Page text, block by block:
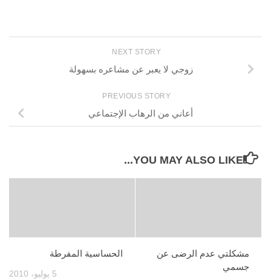
NEXT STORY
زوجي لا يعبر عن مشاعره بسهولة
PREVIOUS STORY
أعاني من الرهاب الإجتماعي
YOU MAY ALSO LIKE...
الحساسية المفرطة
5 يوليو، 2010
مشكلتي عدم الرضى عن
جسمي